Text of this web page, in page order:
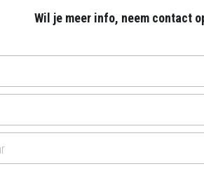
Wil je meer info, neem contact